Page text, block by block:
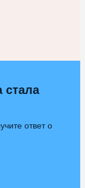
стала
ответ о